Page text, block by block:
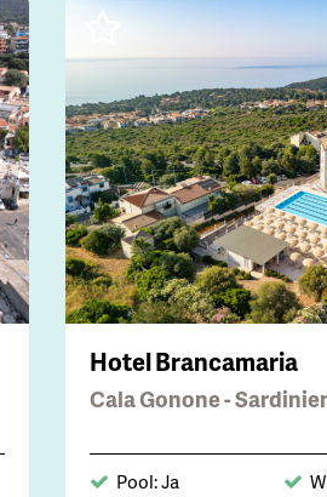
Hotel Brancamaria
Cala Gonone -
Pool: Ja